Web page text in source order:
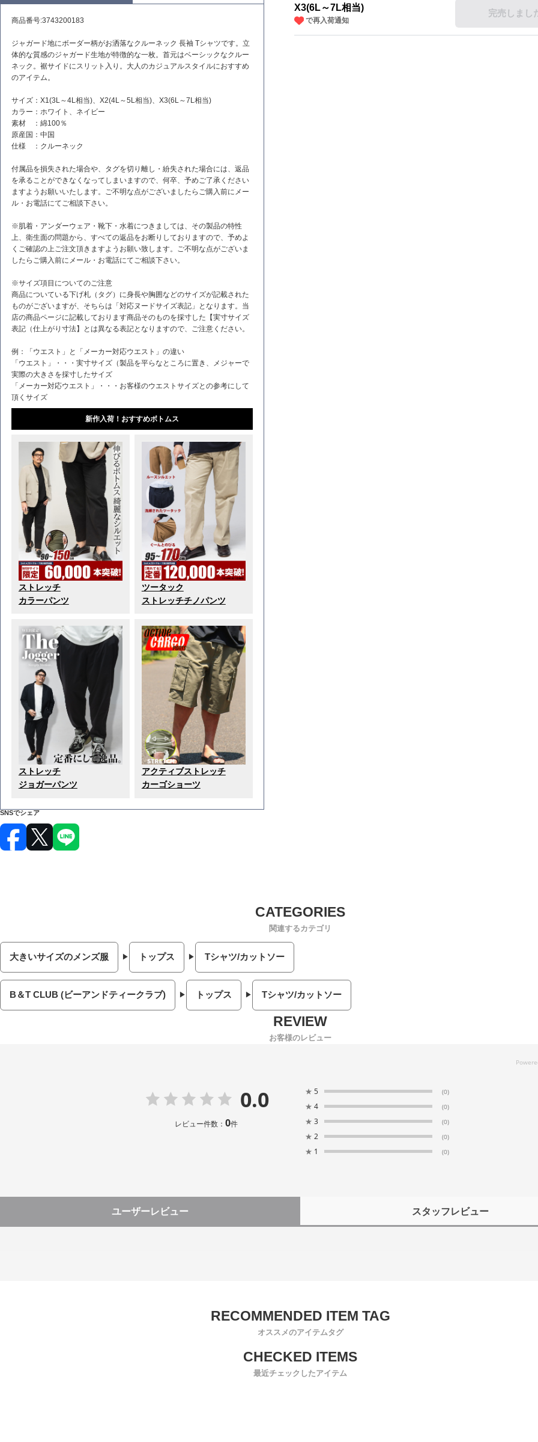
X3(6L～7L相当)
で再入荷通知
完売しまし
商品番号:3743200183
ジャガード地にボーダー柄がお洒落なクルーネック 長袖 Tシャツです。立
体的な質感のジャガード生地が特徴的な一枚。首元はベーシックなクルー
ネック。裾サイドにスリット入り。大人のカジュアルスタイルにおすすめ
のアイテム。
サイズ：X1(3L～4L相当)、X2(4L～5L相当)、X3(6L～7L相当)
カラー：ホワイト、ネイビー
素材 ：綿100％
原産国：中国
仕様 ：クルーネック
付属品を損失された場合や、タグを切り離し・紛失された場合には、返品
を承ることができなくなってしまいますので、何卒、予めご了承ください
ますようお願いいたします。ご不明な点がございましたらご購入前にメー
ル・お電話にてご相談下さい。
※肌着・アンダーウェア・靴下・水着につきましては、その製品の特性
上、衛生面の問題から、すべての返品をお断りしておりますので、予めよ
くご確認の上ご注文頂きますようお願い致します。ご不明な点がございま
したらご購入前にメール・お電話にてご相談下さい。
※サイズ項目についてのご注意
商品についている下げ札（タグ）に身長や胸囲などのサイズが記載された
ものがございますが、そちらは「対応ヌードサイズ表記」となります。当
店の商品ページに記載しております商品そのものを採寸した【実寸サイズ
表記（仕上がり寸法】とは異なる表記となりますので、ご注意ください。
例：「ウエスト」と「メーカー対応ウエスト」の違い
「ウエスト」・・・実寸サイズ（製品を平らなところに置き、メジャーで
実際の大きさを採寸したサイズ
「メーカー対応ウエスト」・・・お客様のウエストサイズとの参考にして
頂くサイズ
新作入荷！おすすめボトムス
ストレッチ
カラーパンツ
ツータック
ストレッチチノパンツ
ストレッチ
ジョガーパンツ
アクティブストレッチ
カーゴショーツ
SNSでシェア
関連するカテゴリ
大きいサイズのメンズ服 トップス Tシャツ/カットソー
B＆T CLUB (ビーアンドティークラブ) トップス Tシャツ/カットソー
お客様のレビュー
0.0
レビュー件数： 0件
★ 5 (0)
★ 4 (0)
★ 3 (0)
★ 2 (0)
★ 1 (0)
ユーザーレビュー スタッフレビュー
オススメのアイテムタグ
最近チェックしたアイテム